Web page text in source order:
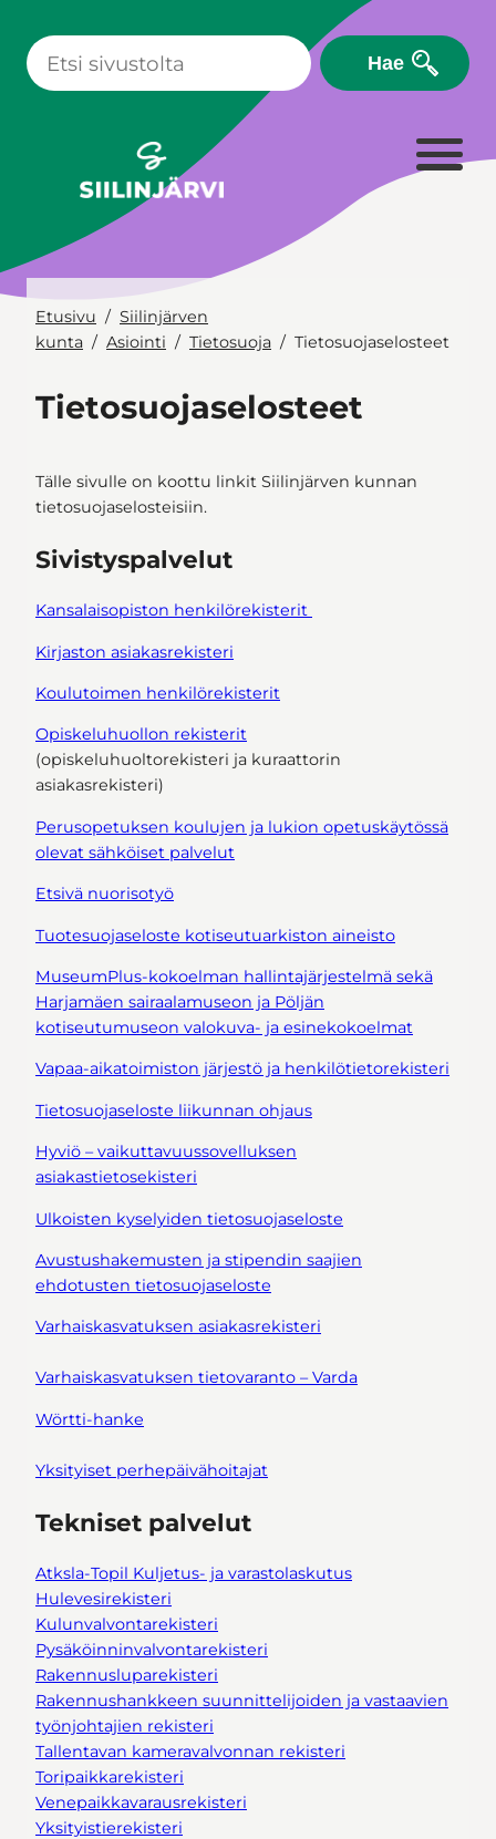
sisältöön
Hae
Etusivu
Siilinjärven
kunta
Asiointi Tietosuoja Tietosuojaselosteet
Tietosuojaselosteet
Tälle sivulle on koottu linkit Siilinjärven kunnan
tietosuojaselosteisiin.
Sivistyspalvelut
Kansalaisopiston henkilörekisterit
Kirjaston asiakasrekisteri
Koulutoimen henkilörekisterit
Opiskeluhuollon rekisterit
(opiskeluhuoltorekisteri ja kuraattorin
asiakasrekisteri)
Perusopetuksen koulujen ja lukion opetuskäytössä
olevat sähköiset palvelut
Etsivä nuorisotyö
Tuotesuojaseloste kotiseutuarkiston aineisto
MuseumPlus-kokoelman hallintajärjestelmä sekä
Harjamäen sairaalamuseon ja Pöljän
kotiseutumuseon valokuva- ja esinekokoelmat
Vapaa-aikatoimiston järjestö ja henkilötietorekisteri
Tietosuojaseloste liikunnan ohjaus
Hyviö – vaikuttavuussovelluksen
asiakastietosekisteri
Ulkoisten kyselyiden tietosuojaseloste
Avustushakemusten ja stipendin saajien
ehdotusten tietosuojaseloste
Varhaiskasvatuksen asiakasrekisteri
Varhaiskasvatuksen tietovaranto – Varda
Wörtti-hanke
Yksityiset perhepäivähoitajat
Tekniset palvelut
Atksla-Topil Kuljetus- ja varastolaskutus
Hulevesirekisteri
Kulunvalvontarekisteri
Pysäköinninvalvontarekisteri
Rakennusluparekisteri
Rakennushankkeen suunnittelijoiden ja vastaavien
työnjohtajien rekisteri
Tallentavan kameravalvonnan rekisteri
Toripaikkarekisteri
Venepaikkavarausrekisteri
Yksityistierekisteri